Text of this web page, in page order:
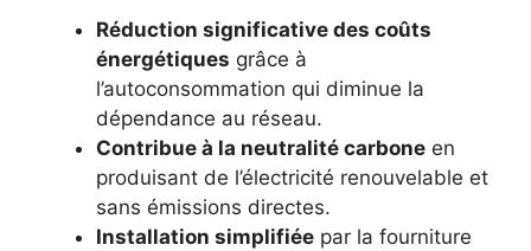
Réduction significative des coûts
énergétiques grâce à
l’autoconsommation qui diminue la
dépendance au réseau.
Contribue à la neutralité carbone en
produisant de l’électricité renouvelable et
sans émissions directes.
Installation simplifiée par la fourniture